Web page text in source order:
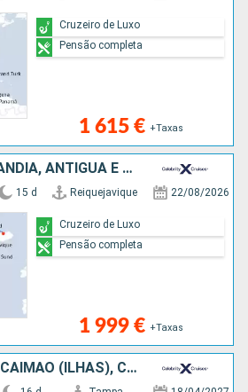
1 615 € +Taxas
Cruzeiro de Luxo
Pensão completa
ISLÂNDIA, GROENLANDIA, ANTÍGUA E BARBUDA, CANADÁ, ESTADOS UNIDOS
15 d Reiquejavique 22/08/2026
1 999 € +Taxas
Cruzeiro de Luxo
Pensão completa
ESTADOS UNIDOS, CAIMÃO (ILHAS), COLÔMBIA, PANAMA, COSTA RICA, CARAIBAS - MEXICO